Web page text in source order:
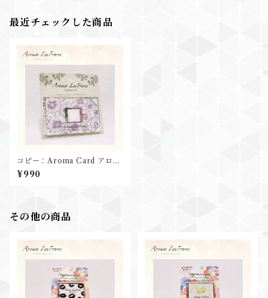
最近チェックした商品
コピー：Aroma Card アロマ
カード モノトーンガーデン
¥990
その他の商品